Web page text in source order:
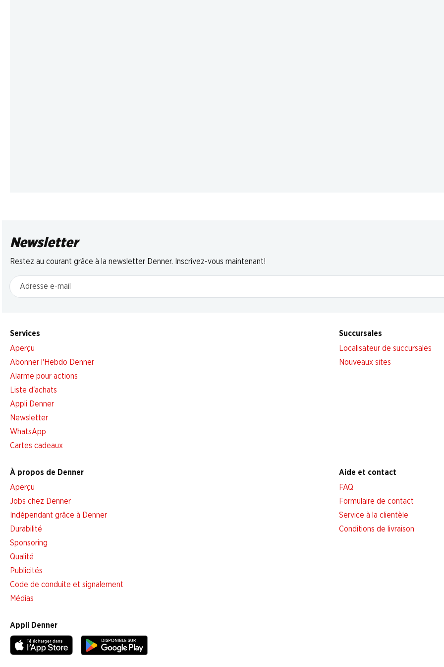
Newsletter
Restez au courant grâce à la newsletter Denner. Inscrivez-vous maintenant!
Adresse e-mail
Services
Aperçu
Abonner l'Hebdo Denner
Alarme pour actions
Liste d'achats
Appli Denner
Newsletter
WhatsApp
Cartes cadeaux
Succursales
Localisateur de succursales
Nouveaux sites
À propos de Denner
Aperçu
Jobs chez Denner
Indépendant grâce à Denner
Durabilité
Sponsoring
Qualité
Publicités
Code de conduite et signalement
Médias
Aide et contact
FAQ
Formulaire de contact
Service à la clientèle
Conditions de livraison
Appli Denner